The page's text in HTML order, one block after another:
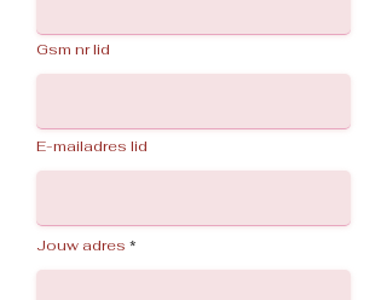
Gsm nr lid
E-mailadres lid
Jouw adres